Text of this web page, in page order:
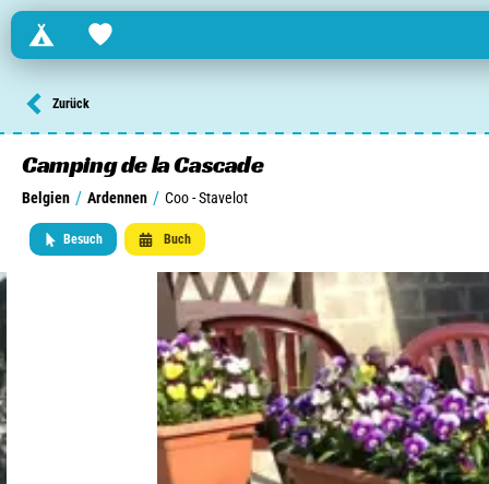
Campings Favorites
Finden Sie einen Campingplatz in ...
Niederlande
Belgien
Luxemburg
Informationen über ...
Zurück
Camping de la Cascade
Belgien / Ardennen / Coo - Stavelot
Besuch Buch